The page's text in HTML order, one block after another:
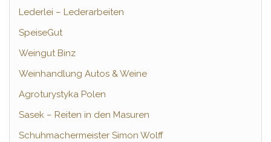
Lederlei – Lederarbeiten
SpeiseGut
Weingut Binz
Weinhandlung Autos & Weine
Agroturystyka Polen
Sasek – Reiten in den Masuren
Schuhmachermeister Simon Wolff